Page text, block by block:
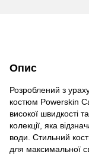
Опис
Розроблений з
костюм Powerskin
високої швидкості
колекції, яка
води. Стильний
для максимальної